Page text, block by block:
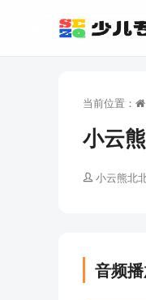
当前位置：
小云
小云熊北
音频